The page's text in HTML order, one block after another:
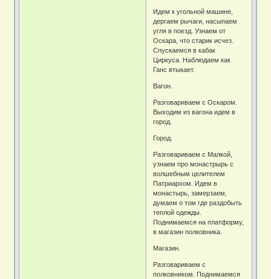
Идем к угольной машине,
дергаем рычаги, насыпаем
угля в поезд. Узнаем от
Оскара, что старик исчез.
Cпускаемся в кабак
Циркуса. Наблюдаем как
Ганс втыкает.
Вагон.
Разговариваем с Оскаром.
Выходим из вагона идем в
город.
Город.
Разговариваем с Малкой,
узнаем про монастрырь с
волшебным целителем
Патриархом. Идем в
монастырь, замерзаем,
думаем о том где раздобыть
теплой одежды.
Поднимаемся на платформу,
в магазин полковника.
Магазин.
Разговариваем с
полковником. Поднимаемся